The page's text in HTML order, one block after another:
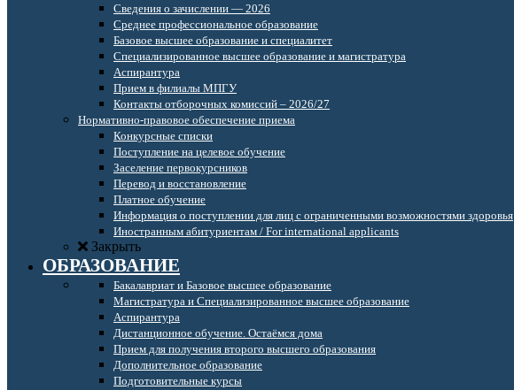
Сведения о зачислении — 2026
Среднее профессиональное образование
Базовое высшее образование и специалитет
Специализированное высшее образование и магистратура
Аспирантура
Прием в филиалы МПГУ
Контакты отборочных комиссий – 2026/27
Нормативно-правовое обеспечение приема
Конкурсные списки
Поступление на целевое обучение
Заселение первокурсников
Перевод и восстановление
Платное обучение
Информация о поступлении для лиц с ограниченными возможностями здоровья
Иностранным абитуриентам / For international applicants
Закрыть
ОБРАЗОВАНИЕ
Бакалавриат и Базовое высшее образование
Магистратура и Специализированное высшее образование
Аспирантура
Дистанционное обучение. Остаёмся дома
Прием для получения второго высшего образования
Дополнительное образование
Подготовительные курсы